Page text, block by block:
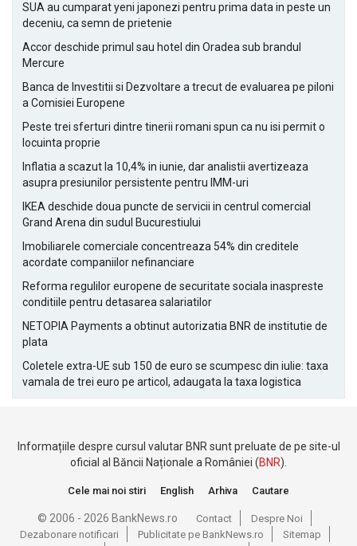
SUA au cumparat yeni japonezi pentru prima data in peste un
deceniu, ca semn de prietenie
Accor deschide primul sau hotel din Oradea sub brandul
Mercure
Banca de Investitii si Dezvoltare a trecut de evaluarea pe piloni
a Comisiei Europene
Peste trei sferturi dintre tinerii romani spun ca nu isi permit o
locuinta proprie
Inflatia a scazut la 10,4% in iunie, dar analistii avertizeaza
asupra presiunilor persistente pentru IMM-uri
IKEA deschide doua puncte de servicii in centrul comercial
Grand Arena din sudul Bucurestiului
Imobiliarele comerciale concentreaza 54% din creditele
acordate companiilor nefinanciare
Reforma regulilor europene de securitate sociala inaspreste
conditiile pentru detasarea salariatilor
NETOPIA Payments a obtinut autorizatia BNR de institutie de
plata
Coletele extra-UE sub 150 de euro se scumpesc din iulie: taxa
vamala de trei euro pe articol, adaugata la taxa logistica
Informațiile despre cursul valutar BNR sunt preluate de pe site-ul
oficial al Băncii Naționale a României (BNR).
Cele mai noi stiri English Arhiva Cautare
© 2006 - 2026 BankNews.ro Contact
Despre Noi
Dezabonare notificari
Publicitate pe BankNews.ro
Sitemap